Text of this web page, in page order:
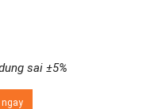
sai ±5%
ngay